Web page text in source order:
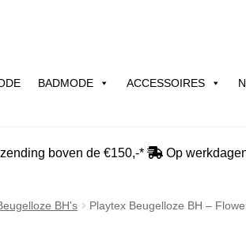
BADMODE ACCESSOIRES
Bedrijfsgegevens & Contact Betalen
boven de €150,-* Op
BH's Playtex Beugelloze BH –